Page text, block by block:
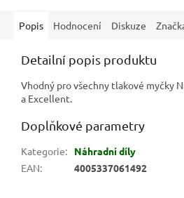
Popis Hodnocení Diskuze
Detailní popis produktu
Vhodný pro všechny tlakové myčky
a Excellent.
Doplňkové parametry
Kategorie:
Náhradní díly
EAN: 4005337061492